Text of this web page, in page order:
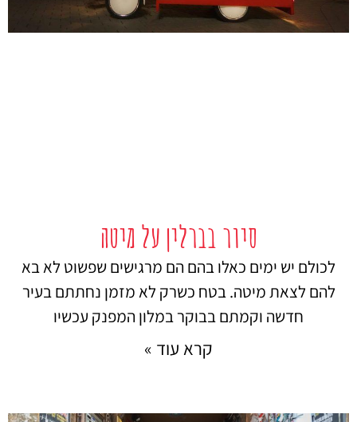
סיור בברלין על מיטה
לכולם יש ימים כאלו בהם הם מרגישים שפשוט לא בא
להם לצאת מיטה. בטח כשרק לא מזמן נחתתם בעיר
חדשה וקמתם בבוקר במלון המפנק עכשיו
קרא עוד »